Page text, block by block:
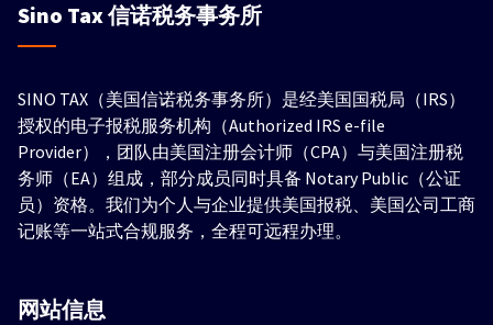
Sino Tax信诺税务事务所
SINO TAX（美国信诺税务事务所）是经美国国税局（IRS）
授权的电子报税服务机构（Authorized IRS e-file
Provider），团队由美国注册会计师（CPA）与美国注册税
务师（EA）组成，部分成员同时具备 Notary Public（公证
员）资格。我们为个人与企业提供美国报税、美国公司工商
记账等一站式合规服务，全程可远程办理。
网站信息